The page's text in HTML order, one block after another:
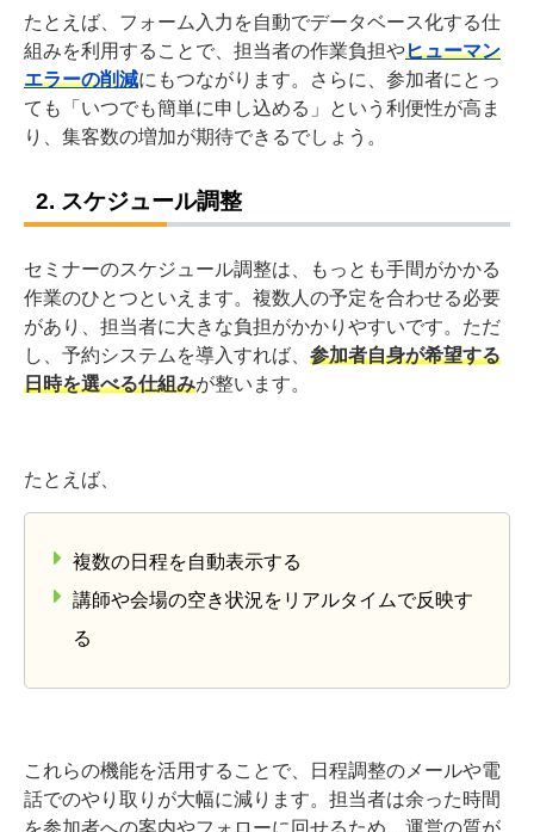
たとえば、フォーム入力を自動でデータベース化する仕
組みを利用することで、担当者の作業負担やヒューマン
エラーの削減にもつながります。さらに、参加者にとっ
ても「いつでも簡単に申し込める」という利便性が高ま
り、集客数の増加が期待できるでしょう。
2. スケジュール調整
セミナーのスケジュール調整は、もっとも手間がかかる
作業のひとつといえます。複数人の予定を合わせる必要
があり、担当者に大きな負担がかかりやすいです。ただ
し、予約システムを導入すれば、 参加者自身が希望する
日時を選べる仕組みが整います。
たとえば、
複数の日程を自動表示する
講師や会場の空き状況をリアルタイムで反映す
る
これらの機能を活用することで、日程調整のメールや電
話でのやり取りが大幅に減ります。担当者は余った時間
を参加者への案内やフォローに回せるため、運営の質が